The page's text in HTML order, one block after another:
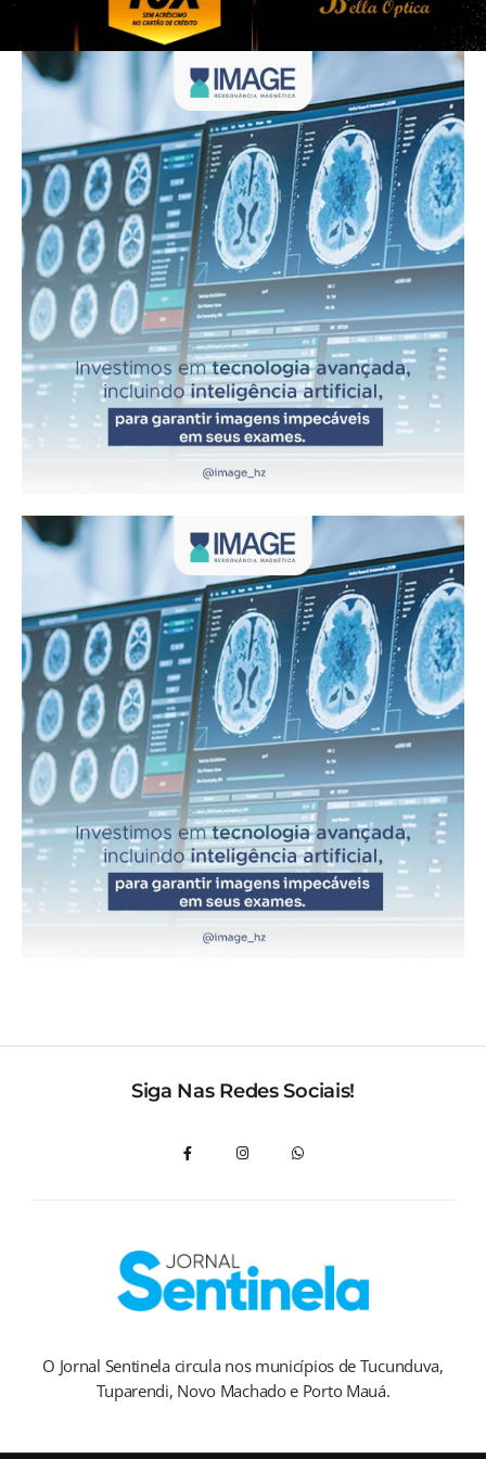
Siga Nas Redes Sociais!
O Jornal Sentinela circula nos municípios de Tucunduva,
Tuparendi, Novo Machado e Porto Mauá.